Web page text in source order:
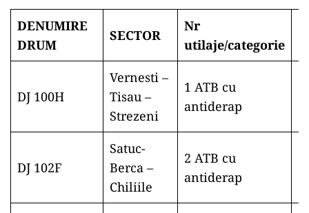
DENUMIRE
DRUM
SECTOR
Nr
utilaje/categorie
DJ 100H
Vernesti –
Tisau –
Strezeni
1 ATB cu
antiderap
DJ 102F
Satuc-
Berca –
Chiliile
2 ATB cu
antiderap